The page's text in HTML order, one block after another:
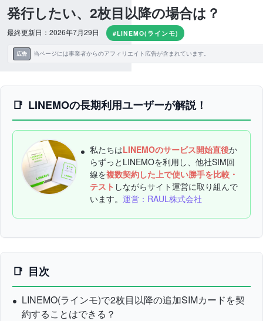
発行したい、2枚目以降の場合は？
最終更新日：2026年7月29日 #LINEMO(ラインモ)
広告 当ページには事業者からのアフィリエイト広告が含まれています。
LINEMOの長期利用ユーザーが解説！
私たちはLINEMOのサービス開始直後か
らずっとLINEMOを利用し、他社SIM回
線を複数契約した上で使い勝手を比較・
テスト しながらサイト運営に取り組んで
います。 運営：RAUL株式会社
目次
LINEMO(ラインモ)で2枚目以降の追加SIMカードを契
約することはできる？